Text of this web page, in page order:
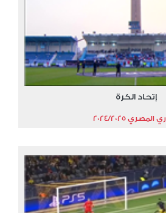
إتحاد الكرة
المصري 2024/2025